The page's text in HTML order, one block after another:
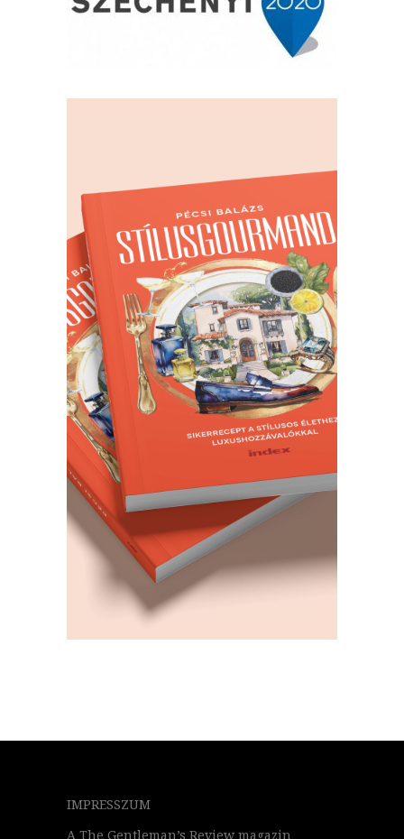
IMPRESSZUM
A The Gentleman’s Review magazin